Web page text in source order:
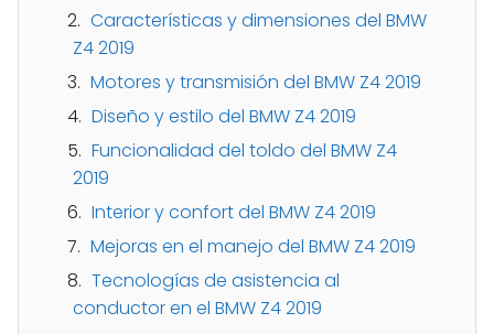
Características y dimensiones del BMW
Z4 2019
Motores y transmisión del BMW Z4 2019
Diseño y estilo del BMW Z4 2019
Funcionalidad del toldo del BMW Z4
2019
Interior y confort del BMW Z4 2019
Mejoras en el manejo del BMW Z4 2019
Tecnologías de asistencia al
conductor en el BMW Z4 2019